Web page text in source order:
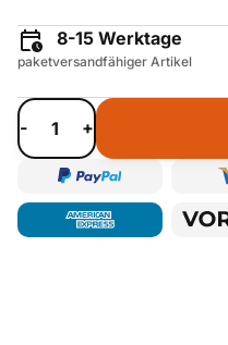
8-15 Werktage
paketversandfähiger Artikel
- +